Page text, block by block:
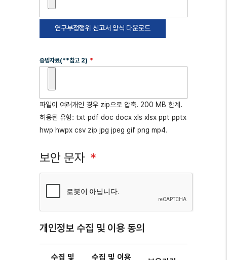
연구부정행위 신고서 양식 다운로드
증빙자료(**참고 2)
파일이 여러개인 경우 zip으로 압축. 200 MB 한계.
허용된 유형: txt pdf doc docx xls xlsx ppt pptx
hwp hwpx csv zip jpg jpeg gif png mp4.
보안 문자
개인정보 수집 및 이용 동의
수집 및
수집 및 이용